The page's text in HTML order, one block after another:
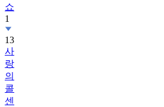
쇼
1
13
사
랑
의
콜
센